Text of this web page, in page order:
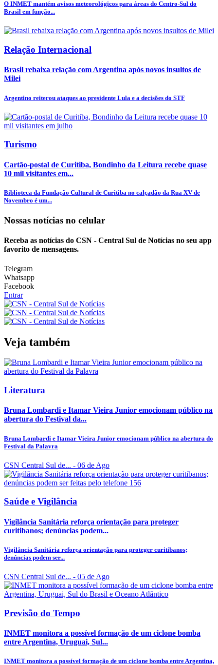
O INMET mantém avisos meteorológicos para áreas do Centro-Sul do
Brasil em função...
Relação Internacional
Brasil rebaixa relação com Argentina após novos insultos de
Milei
Argentino reiterou ataques ao presidente Lula e a decisões do STF
Turismo
Cartão-postal de Curitiba, Bondinho da Leitura recebe quase
10 mil visitantes em...
Biblioteca da Fundação Cultural de Curitiba no calçadão da Rua XV de
Novembro é um...
Nossas notícias no celular
Receba as notícias do CSN - Central Sul de Notícias no seu app
favorito de mensagens.
Telegram
Whatsapp
Facebook
Entrar
Veja também
Literatura
Bruna Lombardi e Itamar Vieira Junior emocionam público na
abertura do Festival da...
Bruna Lombardi e Itamar Vieira Junior emocionam público na abertura do
Festival da Palavra
CSN Central Sul de... - 06 de Ago
Saúde e Vigilância
Vigilância Sanitária reforça orientação para proteger
curitibanos; denúncias podem...
Vigilância Sanitária reforça orientação para proteger curitibanos;
denúncias podem ser...
CSN Central Sul de... - 05 de Ago
Previsão do Tempo
INMET monitora a possível formação de um ciclone bomba
entre Argentina, Uruguai, Sul...
INMET monitora a possível formação de um ciclone bomba entre Argentina,